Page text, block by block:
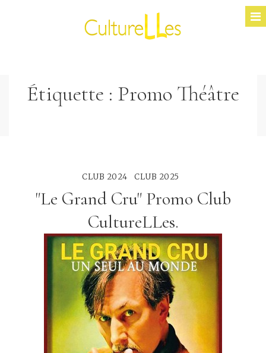
Étiquette : Promo Théâtre
CLUB 2024 CLUB 2025
"Le Grand Cru" Promo Club
CultureLLes.